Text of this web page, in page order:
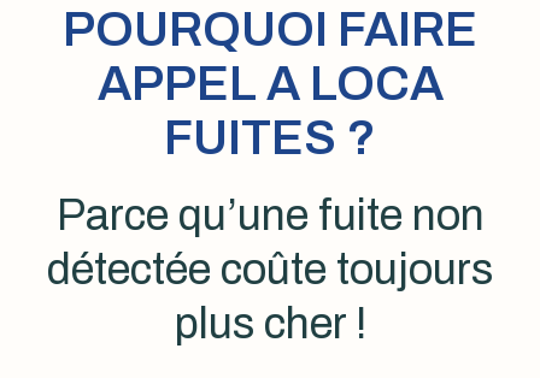
POURQUOI FAIRE
APPEL A LOCA
FUITES ?
Parce qu’une fuite non
détectée coûte toujours
plus cher !